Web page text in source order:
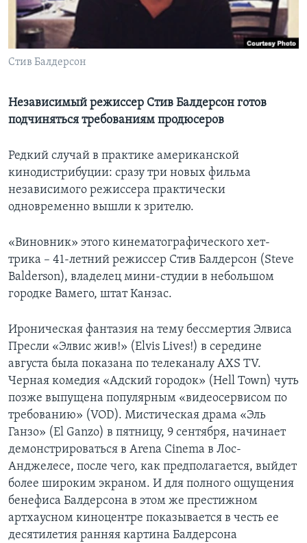
Learning English
СОЦИАЛЬНЫЕ СЕТИ
Языки
Стив Балдерсон
Независимый режиссер Стив Балдерсон готов
подчиняться требованиям продюсеров
Редкий случай в практике американской
кинодистрибуции: сразу три новых фильма
независимого режиссера практически
одновременно вышли к зрителю.
«Виновник» этого кинематографического хет-
трика – 41-летний режиссер Стив Балдерсон (Steve
Balderson), владелец мини-студии в небольшом
городке Вамего, штат Канзас.
Ироническая фантазия на тему бессмертия Элвиса
Пресли «Элвис жив!» (Elvis Lives!) в середине
августа была показана по телеканалу AXS TV.
Черная комедия «Адский городок» (Hell Town) чуть
позже выпущена популярным «видеосервисом по
требованию» (VOD). Мистическая драма «Эль
Ганзо» (El Ganzo) в пятницу, 9 сентября, начинает
демонстрироваться в Arena Cinema в Лос-
Анджелесе, после чего, как предполагается, выйдет
более широким экраном. И для полного ощущения
бенефиса Балдерсона в этом же престижном
артхаусном киноцентре показывается в честь ее
десятилетия ранняя картина Балдерсона